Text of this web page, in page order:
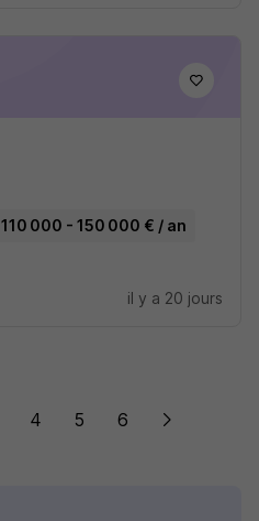
110 000 - 150 000 € / an
il y a 20 jours
4 5 6